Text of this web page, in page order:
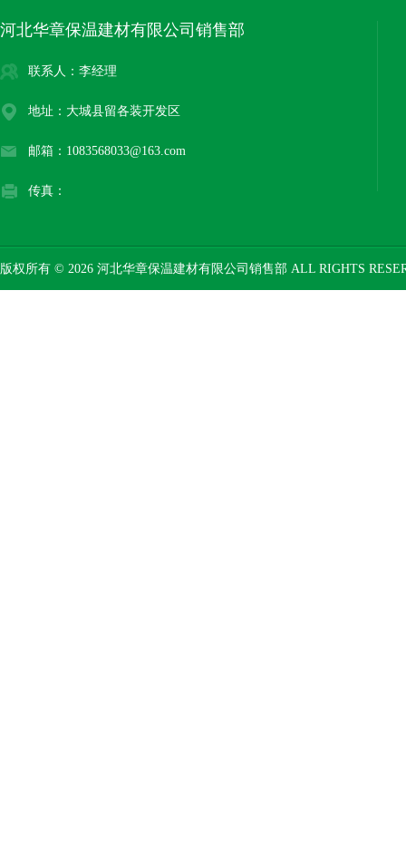
河北华章保温建材有限公司销售部
联系人：李经理
地址：大城县留各装开发区
邮箱：1083568033@163.com
传真：
版权所有 © 2026 河北华章保温建材有限公司销售部 ALL RIGHTS